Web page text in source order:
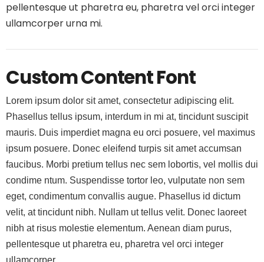
pellentesque ut pharetra eu, pharetra vel orci integer
ullamcorper urna mi.
Custom Content Font
Lorem ipsum dolor sit amet, consectetur adipiscing elit.
Phasellus tellus ipsum, interdum in mi at, tincidunt suscipit
mauris. Duis imperdiet magna eu orci posuere, vel maximus
ipsum posuere. Donec eleifend turpis sit amet accumsan
faucibus. Morbi pretium tellus nec sem lobortis, vel mollis dui
condime ntum. Suspendisse tortor leo, vulputate non sem
eget, condimentum convallis augue. Phasellus id dictum
velit, at tincidunt nibh. Nullam ut tellus velit. Donec laoreet
nibh at risus molestie elementum. Aenean diam purus,
pellentesque ut pharetra eu, pharetra vel orci integer
ullamcorper.